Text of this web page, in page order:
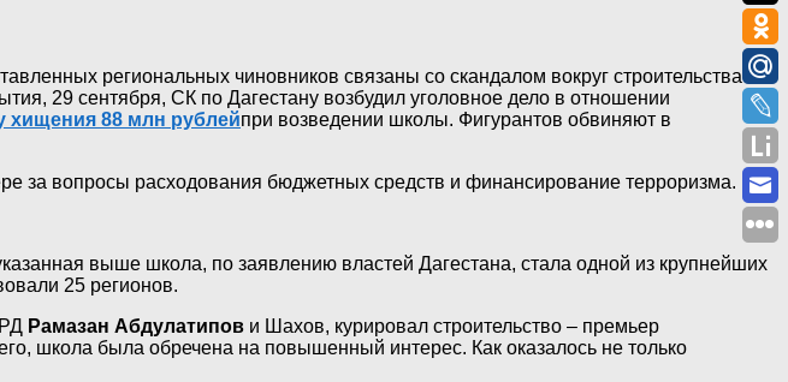
региональных чиновников связаны со скандалом вокруг строительства
29 сентября, СК по Дагестану возбудил уголовное дело в отношении
хищения 88 млн рублейпри возведении школы. Фигурантов обвиняют в
за вопросы расходования бюджетных средств и финансирование терроризма.
выше школа, по заявлению властей Дагестана, стала одной из крупнейших
25 регионов.
Рамазан Абдулатипов и Шахов, курировал строительство – премьер
школа была обречена на повышенный интерес. Как оказалось не только